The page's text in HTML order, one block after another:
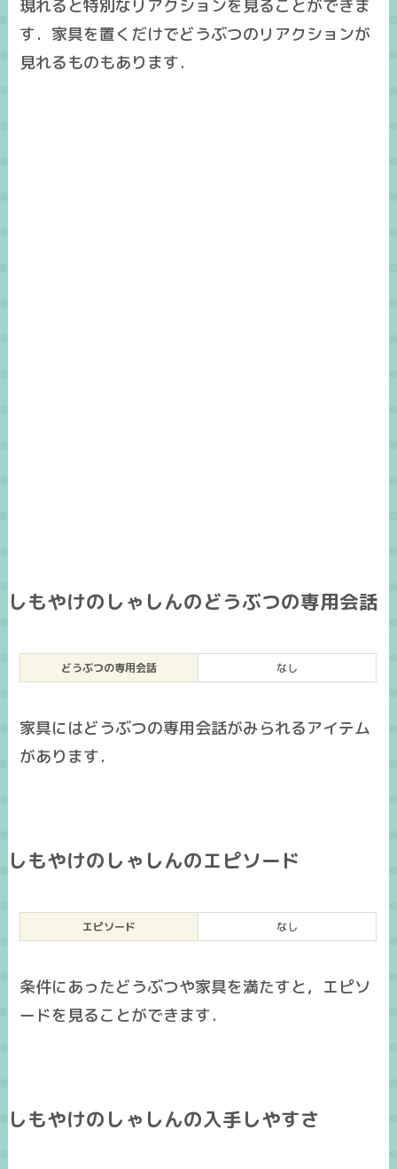
現れると特別なリアクションを見ることができま
す．家具を置くだけでどうぶつのリアクションが
見れるものもあります．
しもやけのしゃしんのどうぶつの専用会話
どうぶつの専用会話 なし
家具にはどうぶつの専用会話がみられるアイテム
があります．
しもやけのしゃしんのエピソード
エピソード なし
条件にあったどうぶつや家具を満たすと，エピソ
ードを見ることができます．
しもやけのしゃしんの入手しやすさ